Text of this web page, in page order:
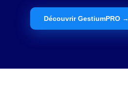
Découvrir GestiumPRO →